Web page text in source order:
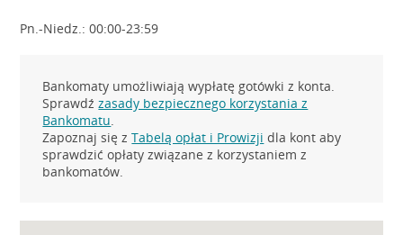
Pn.-Niedz.: 00:00-23:59
Bankomaty umożliwiają wypłatę gotówki z konta.
Sprawdźzasady bezpiecznego korzystania z
Bankomatu.
Zapoznaj się zTabelą opłat i Prowizji dla kont aby
sprawdzić opłaty związane z korzystaniem z
bankomatów.